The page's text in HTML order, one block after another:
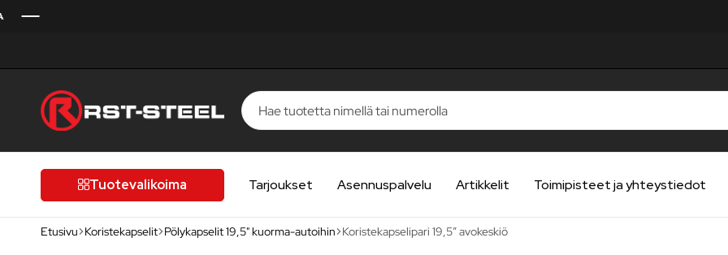
laatutietoiselle
autoilijalleTuotevalikoima Tarjoukset Asennuspalvelu Artikkelit Toimipisteet ja yhteystiedot
Etusivu Koristekapselit Pölykapselit 19,5" kuorma-autoihin Koristekapselipari 19,5″ avokeskiö